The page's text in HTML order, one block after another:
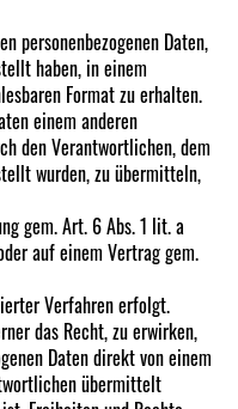
personenbezogenen Daten,
haben, in einem
Format zu erhalten.
einem anderen
den Verantwortlichen, dem
wurden, zu übermitteln,
gem. Art. 6 Abs. 1 lit. a
auf einem Vertrag gem.
Verfahren erfolgt.
das Recht, zu erwirken,
Daten direkt von einem
übermittelt